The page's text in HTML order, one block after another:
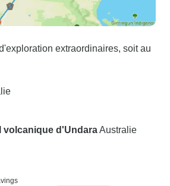
extraordinaires, soit au
volcanique d'UndaraAustralie